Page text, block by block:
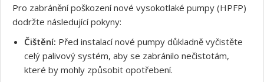
Pro zabránění poškození nové vysokotlaké pumpy (HPFP)
dodržte následující pokyny:
Čištění: Před instalací nové pumpy důkladně vyčistěte
celý palivový systém, aby se zabránilo nečistotám,
které by mohly způsobit opotřebení.